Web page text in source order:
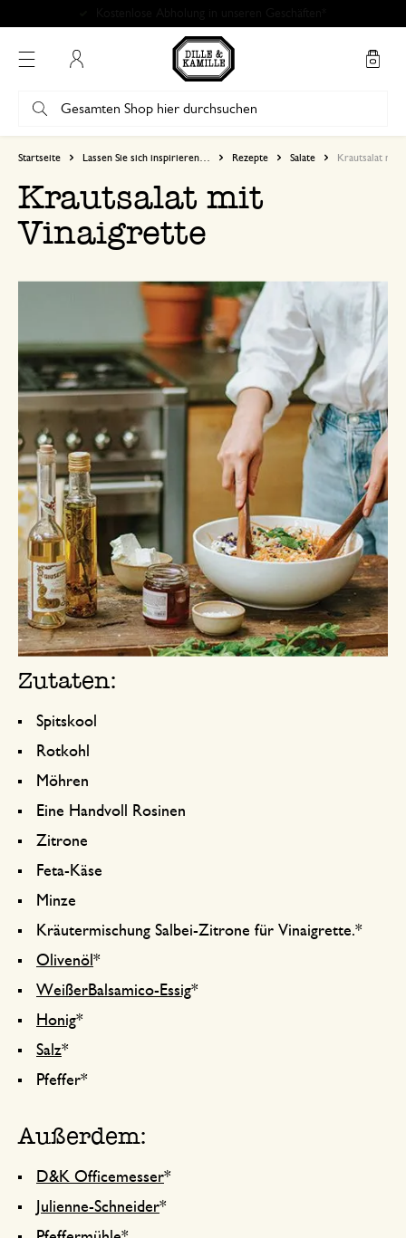
Startseite Lassen Sie sich inspirieren… Rezepte Salate Krautsalat mit
Krautsalat mit
Vinaigrette
Zutaten:
Spitskool
Rotkohl
Möhren
Eine Handvoll Rosinen
Zitrone
Feta-Käse
Minze
Kräutermischung Salbei-Zitrone für Vinaigrette.*
Olivenöl *
WeißerBalsamico-Essig*
Honig*
Salz*
Pfeffer*
Außerdem:
D&K Officemesser*
Julienne-Schneider*